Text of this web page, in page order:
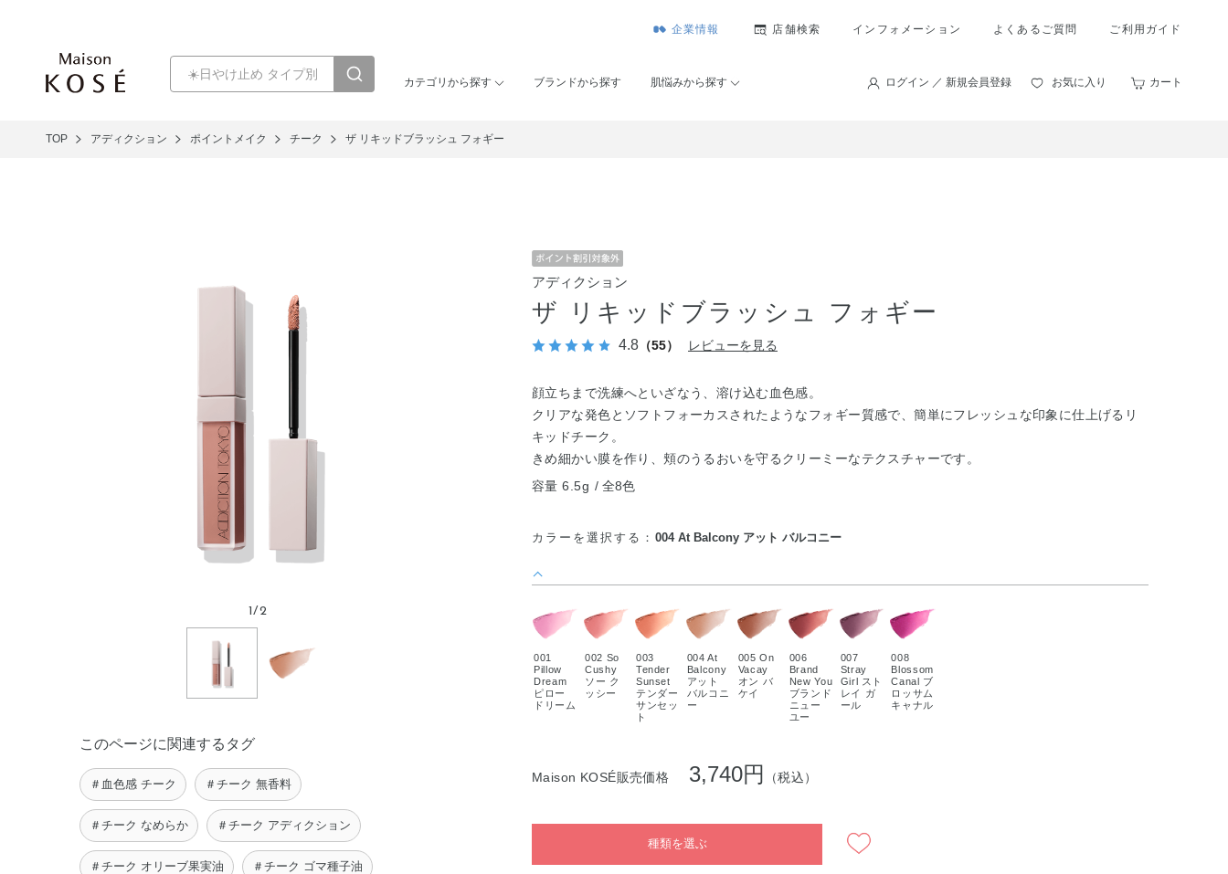
企業情報 店舗検索 インフォメーション よくあるご質問 ご利用ガイド
カテゴリから探す ブランドから探す 肌悩みから探す ログイン ／ 新規会員登録 お気に入り カート
TOP アディクション ポイントメイク チーク ザ リキッドブラッシュ フォギー
1/2
このページに関連するタグ
＃血色感 チーク ＃チーク 無香料
＃チーク なめらか ＃チーク アディクション
＃チーク オリーブ果実油 ＃チーク ゴマ種子油
アディクション
ザ リキッドブラッシュ フォギー
4.8 （55） レビューを見る
顔立ちまで洗練へといざなう、溶け込む血色感。
クリアな発色とソフトフォーカスされたようなフォギー質感で、簡単にフレッシュな印象に仕上げるリ
キッドチーク。
きめ細かい膜を作り、頬のうるおいを守るクリーミーなテクスチャーです。
容量 6.5g
全8色
カラーを選択する： 004 At Balcony アット バルコニー
001
Pillow
Dream
ピロー
ドリーム
002 So
Cushy
ソー ク
ッシー
003
Tender
Sunset
テンダー
サンセッ
ト
004 At
Balcony
アット
バルコニ
ー
005 On
Vacay
オン バ
ケイ
006
Brand
New You
ブランド
ニュー
ユー
007
Stray
Girl スト
レイ ガ
ール
008
Blossom
Canal ブ
ロッサム
キャナル
Maison KOSÉ販売価格 3,740円 （税込）
種類を選ぶ